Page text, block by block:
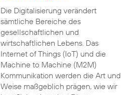
Die Digitalisierung verändert
sämtliche Bereiche des
gesellschaftlichen und
wirtschaftlichen Lebens. Das
Internet of Things (IoT) und die
Machine to Machine (M2M)
Kommunikation werden die Art und
Weise maßgeblich prägen, wie wir